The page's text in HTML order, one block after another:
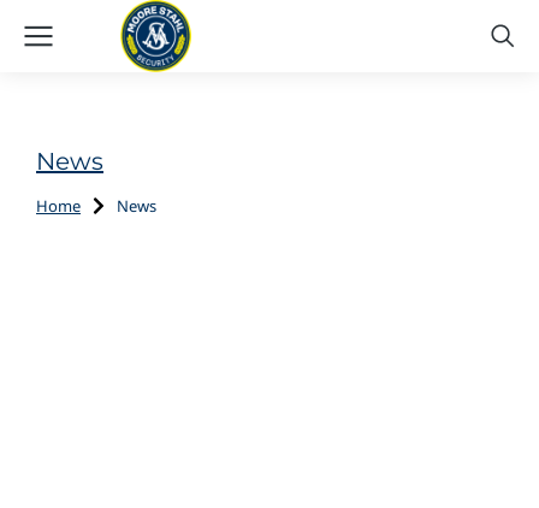
News
You are here:
Home News